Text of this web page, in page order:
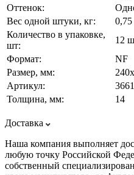
Оттенок:
Вес одной штуки, кг:
0,75
Количество в упаковке,
шт:
12
Формат:
NF
Размер, мм:
Артикул:
3661
Толщина, мм:
14
Доставка
Наша компания выполняет
любую точку Российской
собственный